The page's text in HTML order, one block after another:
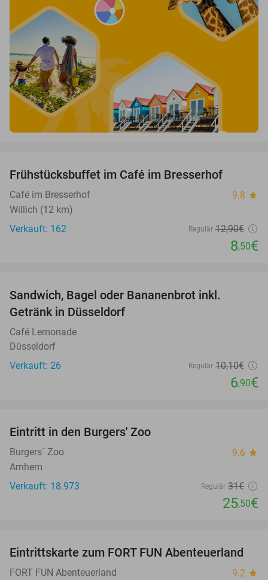
Frühstücksbuffet im Café im Bresserhof
Café im Bresserhof 9.8 star
Willich (12 km)
Verkauft: 162
Regulär 12,90€
8,50€
Sandwich, Bagel oder Bananenbrot inkl.
Getränk in Düsseldorf
Café Lemonade
Düsseldorf
Verkauft: 26
Regulär 10,10€
6,90€
Eintritt in den Burgers' Zoo
Burgers´ Zoo 9.6 star
Arnhem
Verkauft: 18.973
Regulär 31€
25,50€
32%
Eintrittskarte zum FORT FUN Abenteuerland
FORT FUN Abenteuerland 9.2 star